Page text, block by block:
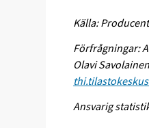
Källa:
Förfrågningar:
Olavi
Ansvarig